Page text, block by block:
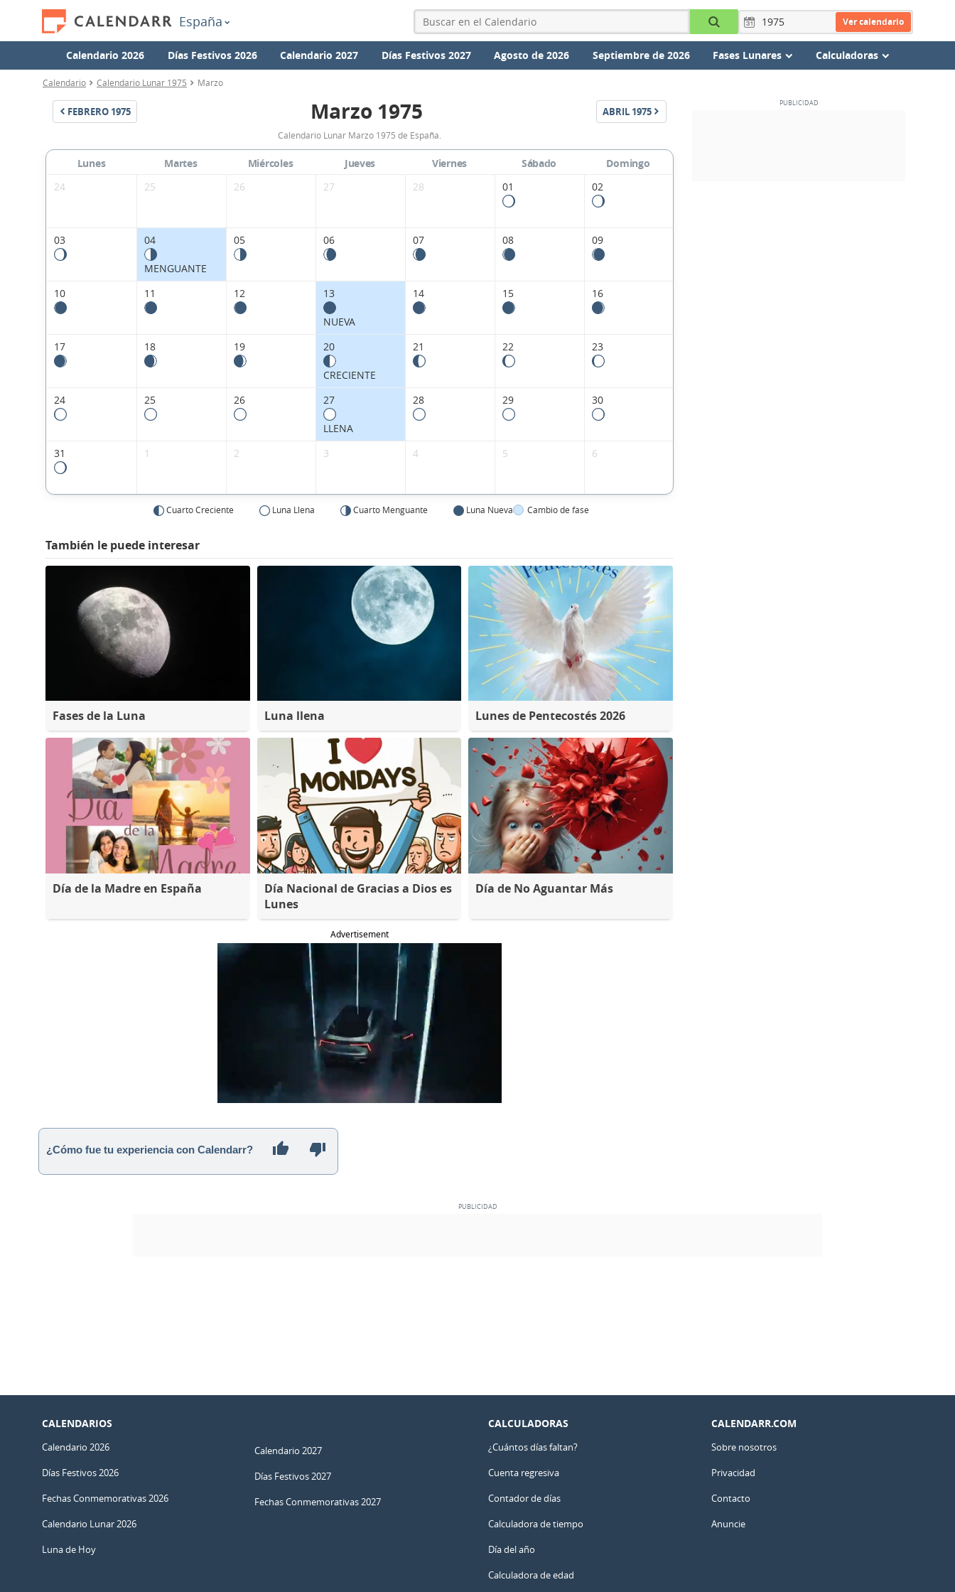
España Ver calendario
Calendario 2026 Días Festivos 2026 Calendario 2027 Días Festivos 2027 Agosto de 2026 Septiembre de 2026 Fases Lunares Calculadoras
Calendario Calendario Lunar 1975 Marzo
FEBRERO 1975
Calendario
Lunar
Marzo
España.
Marzo 1975 ABRIL 1975
Calendario Lunar Marzo 1975 de España.
Lunes Martes Miércoles Jueves Viernes Sábado
Domingo
24
25 26 27 28 01 02
03 04
MENGUANTE
05 06 07 08 09
10 11 12 13
NUEVA
14 15 16
17 18 19 20
CRECIENTE
21 22 23
24 25 26 27
LLENA
28 29 30
31 1 2 3 4 5 6
Cuarto Creciente Luna Llena Cuarto Menguante Luna Nueva Cambio de fase
También le puede interesar
Fases de la Luna Luna llena Lunes de Pentecostés 2026
Día de la Madre en España
Día Nacional de Gracias a Dios es
Lunes
Día de No Aguantar Más
Advertisement
¿Cómo fue tu experiencia con Calendarr?
CALENDARIOS
Calendario 2026
Días Festivos 2026
Fechas Conmemorativas 2026
Calendario Lunar 2026
Luna de Hoy
Calendario 2027
Días Festivos 2027
Fechas Conmemorativas 2027
CALCULADORAS
¿Cuántos días faltan?
Cuenta regresiva
Contador de días
Calculadora de tiempo
Día del año
Calculadora de edad
CALENDARR.COM
Sobre nosotros
Privacidad
Contacto
Anuncie